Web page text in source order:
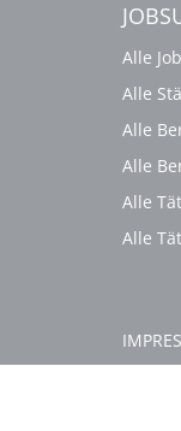
Alle
Alle
Alle
Alle
Alle
Alle